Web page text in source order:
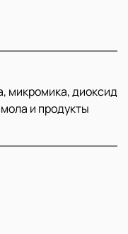
микромика, диоксид
и продукты